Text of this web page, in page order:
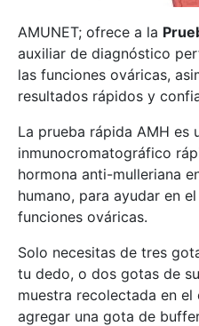
AMUNET; ofrece a la
auxiliar de diagnóstico
las funciones ováricas,
resultados rápidos y
La prueba rápida AMH es
inmunocromatográfico
hormona anti-mulleriana
humano, para ayudar en
funciones ováricas.
Solo necesitas de tres
tu dedo, o dos gotas de
muestra recolectada en el
agregar una gota de